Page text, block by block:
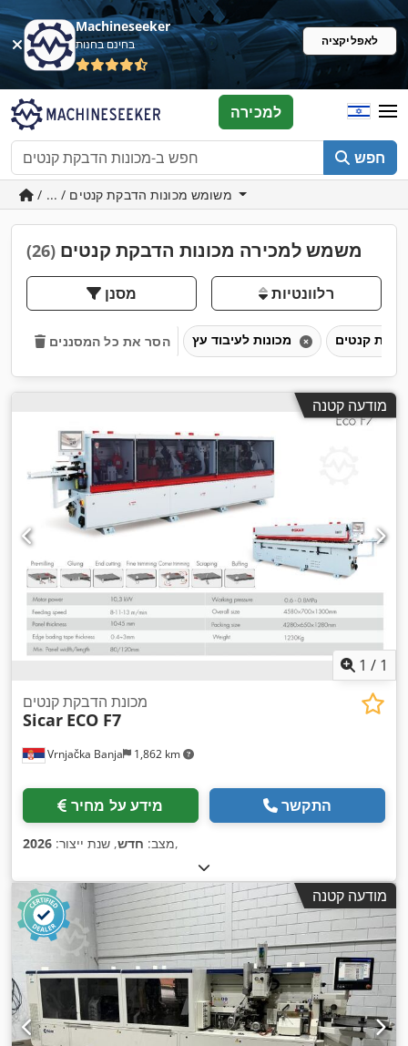
Machineseeker
בחינם בחנות לאפליקציה
חפש
למכירה
משמש למכירה מכונות הדבקת קנטים (26)
מסנן רלוונטיות
הסר את כל המסננים
מודעה קטנה
1 / 1
Vrnjačka Banja 1,862 km
מכונת הדבקת קנטים
Sicar ECO F7
מידע על מחיר התקשר
מצב: חדש, שנת ייצור: 2026 ,
מודעה קטנה